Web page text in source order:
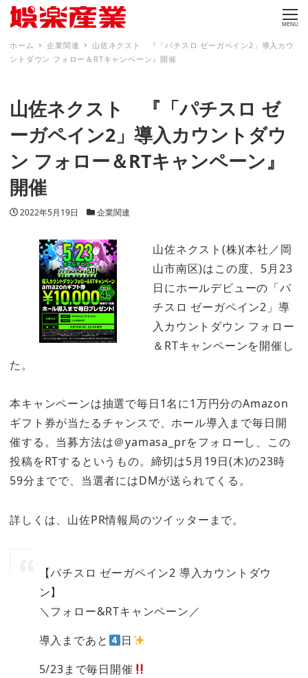
MENU
ホーム 企業関連
山佐ネクスト 『「パチスロ ゼーガペイン2」導入カウ
ントダウン フォロー＆RTキャンペーン』開催
山佐ネクスト 『「パチスロ ゼ
ーガペイン2」導入カウントダウ
ン フォロー＆RTキャンペーン』
開催
投稿日
2022年5月19日 カテゴリー
企業関連
山佐ネクスト(株)(本社／岡
山市南区)はこの度、5月23
日にホールデビューの「パ
チスロ ゼーガペイン2」導
入カウントダウン フォロー
＆RTキャンペーンを開催し
た。
本キャンペーンは抽選で毎日1名に1万円分のAmazon
ギフト券が当たるチャンスで、ホール導入まで毎日開
催する。当募方法は＠yamasa_prをフォローし、この
投稿をRTするというもの。締切は5月19日(木)の23時
59分までで、当選者にはDMが送られてくる。
詳しくは、山佐PR情報局のツイッターまで。
【パチスロ ゼーガペイン2 導入カウントダウ
ン】
＼フォロー&RTキャンペーン／
導入まであと
日
5/23まで毎日開催